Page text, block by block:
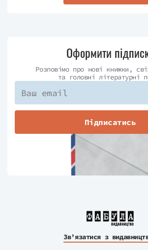
Оформити
Розповімо про нові книжки,
та головні літературні
Підписатись
Зв’язатися з